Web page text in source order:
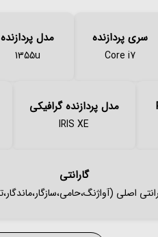
سری پردازنده
Core i7
مدل پردازنده
1355u
مدل پردازنده گرافیکی
IRIS XE
گارانتی